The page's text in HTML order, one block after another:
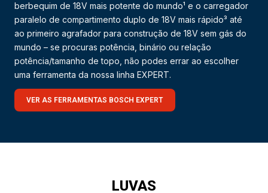
berbequim de 18V mais potente do mundo¹ e o carregador
paralelo de compartimento duplo de 18V mais rápido³ até
ao primeiro agrafador para construção de 18V sem gás do
mundo – se procuras potência, binário ou relação
potência/tamanho de topo, não podes errar ao escolher
uma ferramenta da nossa linha EXPERT.
VER AS FERRAMENTAS BOSCH EXPERT
LUVAS